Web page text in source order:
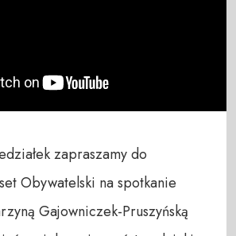
zapraszamy do
Obywatelski na spotkanie
Gajowniczek-Pruszyńską